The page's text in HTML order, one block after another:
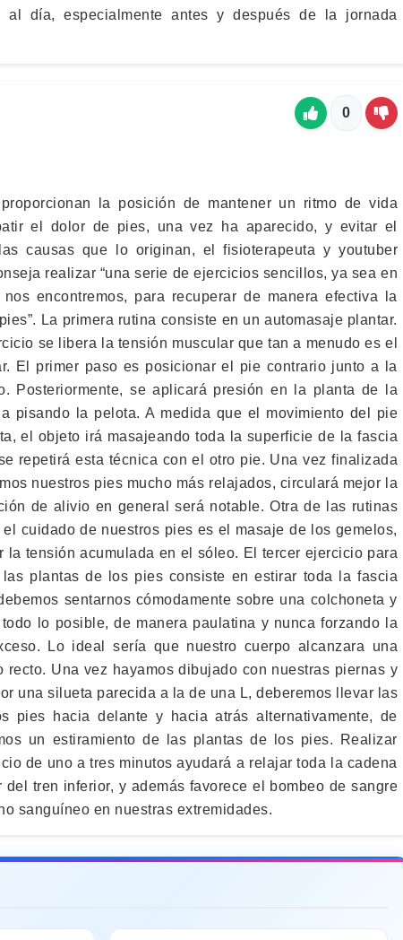
al día, especialmente antes y después de la jornada
0
la posición de mantener un ritmo de vida
el dolor de pies, una vez ha aparecido, y evitar el
causas que lo originan, el fisioterapeuta y youtuber
realizar “una serie de ejercicios sencillos, ya sea en
encontremos, para recuperar de manera efectiva la
La primera rutina consiste en un automasaje plantar.
se libera la tensión muscular que tan a menudo es el
El primer paso es posicionar el pie contrario junto a la
Posteriormente, se aplicará presión en la planta de la
pisando la pelota. A medida que el movimiento del pie
el objeto irá masajeando toda la superficie de la fascia
repetirá esta técnica con el otro pie. Una vez finalizada
nuestros pies mucho más relajados, circulará mejor la
de alivio en general será notable. Otra de las rutinas
cuidado de nuestros pies es el masaje de los gemelos,
la tensión acumulada en el sóleo. El tercer ejercicio para
plantas de los pies consiste en estirar toda la fascia
sentarnos cómodamente sobre una colchoneta y
lo posible, de manera paulatina y nunca forzando la
Lo ideal sería que nuestro cuerpo alcanzara una
recto. Una vez hayamos dibujado con nuestras piernas y
una silueta parecida a la de una L, deberemos llevar las
pies hacia delante y hacia atrás alternativamente, de
un estiramiento de las plantas de los pies. Realizar
de uno a tres minutos ayudará a relajar toda la cadena
del tren inferior, y además favorece el bombeo de sangre
sanguíneo en nuestras extremidades.